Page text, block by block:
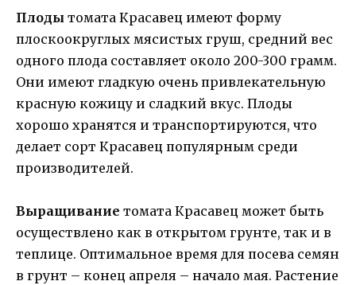
Плоды томата Красавец имеют форму
плоскоокруглых мясистых груш, средний вес
одного плода составляет около 200-300 грамм.
Они имеют гладкую очень привлекательную
красную кожицу и сладкий вкус. Плоды
хорошо хранятся и транспортируются, что
делает сорт Красавец популярным среди
производителей.
Выращивание томата Красавец может быть
осуществлено как в открытом грунте, так и в
теплице. Оптимальное время для посева семян
в грунт – конец апреля – начало мая. Растение